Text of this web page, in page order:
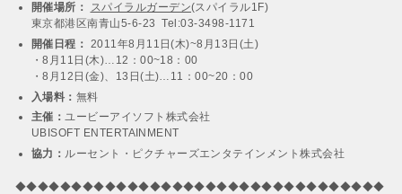
開催場所： スパイラルガーデン(スパイラル1F)
東京都港区南青山5-6-23 Tel:03-3498-1171
開催日程：
2011年8月11日(木)~8月13日(土)
・8月11日(木)…12：00~18：00
・8月12日(金)、13日(土)…11：00~20：00
入場料： 無料
主催：ユービーアイソフト株式会社
UBISOFT ENTERTAINMENT
協力： ルーセント・ピクチャーズエンタテインメント株式会社
◆◆◆◆◆◆◆◆◆◆◆◆◆◆◆◆◆◆◆◆◆◆◆◆◆◆◆◆◆◆◆◆◆